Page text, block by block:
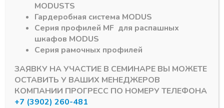
Подпишитесь на рассылку акций
#MODUS 6 #Система DTC
MODUSTS
Гардеробная система MODUS
Серия профилей MF для распашных
шкафов MODUS
Серия рамочных профилей
ЗАЯВКУ НА УЧАСТИЕ В СЕМИНАРЕ ВЫ МОЖЕТЕ
ОСТАВИТЬ У ВАШИХ МЕНЕДЖЕРОВ
КОМПАНИИ ПРОГРЕСС ПО НОМЕРУ ТЕЛЕФОНА
+7 (3902) 260-481